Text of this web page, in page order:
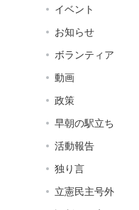
イベント
お知らせ
ボランティア
動画
政策
早朝の駅立ち
活動報告
独り言
立憲民主号外